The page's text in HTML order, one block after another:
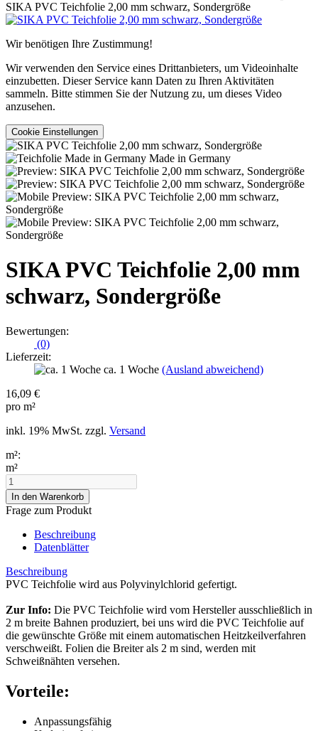
SIKA PVC Teichfolie 2,00 mm schwarz, Sondergröße
Wir benötigen Ihre Zustimmung!
Wir verwenden den Service eines Drittanbieters, um Videoinhalte
einzubetten. Dieser Service kann Daten zu Ihren Aktivitäten
sammeln. Bitte stimmen Sie der Nutzung zu, um dieses Video
anzusehen.
Cookie Einstellungen
Made in Germany
SIKA PVC Teichfolie 2,00 mm
schwarz, Sondergröße
Bewertungen:
(0)
Lieferzeit:
ca. 1 Woche (Ausland abweichend)
16,09 €
pro m²
inkl. 19% MwSt. zzgl. Versand
m²:
m²
Frage zum Produkt
Beschreibung
Datenblätter
Beschreibung
PVC Teichfolie wird aus Polyvinylchlorid gefertigt.
Zur Info: Die PVC Teichfolie wird vom Hersteller ausschließlich in
2 m breite Bahnen produziert, bei uns wird die PVC Teichfolie auf
die gewünschte Größe mit einem automatischen Heitzkeilverfahren
verschweißt. Folien die Breiter als 2 m sind, werden mit
Schweißnähten versehen.
Vorteile:
Anpassungsfähig